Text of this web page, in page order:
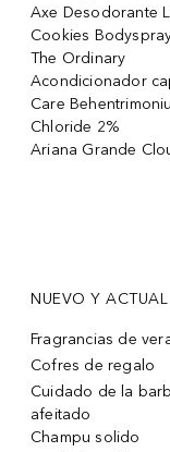
Axe Desodorante
Cookies
The Ordinary
Acondicionador
Care
Chloride 2%
Ariana Grande
NUEVO Y ACTUAL
Fragrancias de
Cofres de regalo
Cuidado de la
afeitado
Champu solido